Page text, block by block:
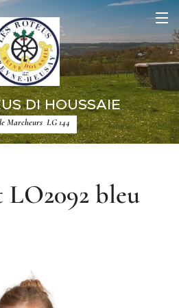
DI HOUSSAIE
Marcheurs LG 144
bleu